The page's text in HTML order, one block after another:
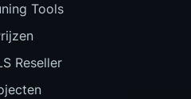
Tools
Reseller